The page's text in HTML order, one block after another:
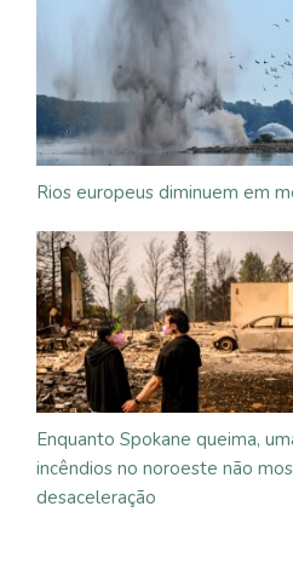
Rios europeus diminuem em
Enquanto Spokane queima,
incêndios no noroeste não
desaceleração